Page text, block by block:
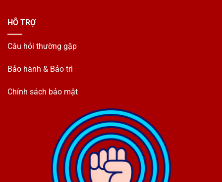
HỖ TRỢ
Câu hỏi thường gặp
Bảo hành & Bảo trì
Chính sách bảo mật